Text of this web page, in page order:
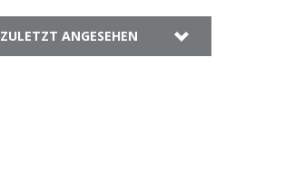
ZULETZT ANGESEHEN